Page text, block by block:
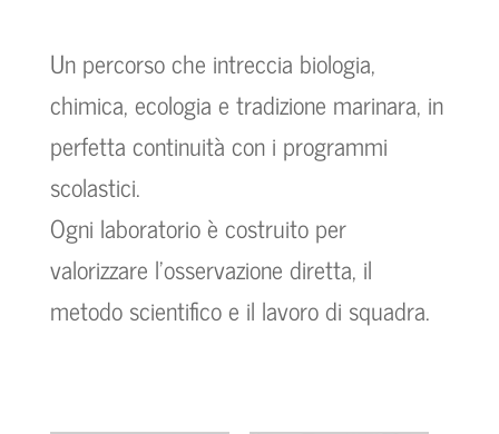
Un percorso che intreccia biologia,
chimica, ecologia e tradizione marinara, in
perfetta continuità con i programmi
scolastici.
Ogni laboratorio è costruito per
valorizzare l’osservazione diretta, il
metodo scientifico e il lavoro di squadra.